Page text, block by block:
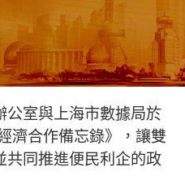
公室與上海市數據局於
濟合作備忘錄》，讓雙
共同推進便民利企的政